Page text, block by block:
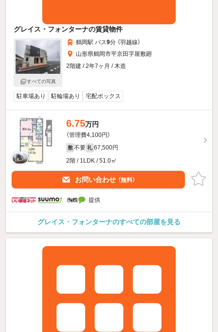
グレイス・フォンターナの賃貸物件
すべての写真
鶴岡駅 バス9分 （羽越線）
山形県鶴岡市平京田字屋敷廻
2階建 / 2年7ヶ月 / 木造
駐車場あり 駐輪場あり 宅配ボックス
6.75万円
（管理費4,100円）
敷 不要 礼 67,500円
2階 / 1LDK / 51.0㎡
お問い合わせ （無料）
提供
グレイス・フォンターナのすべての部屋を見る